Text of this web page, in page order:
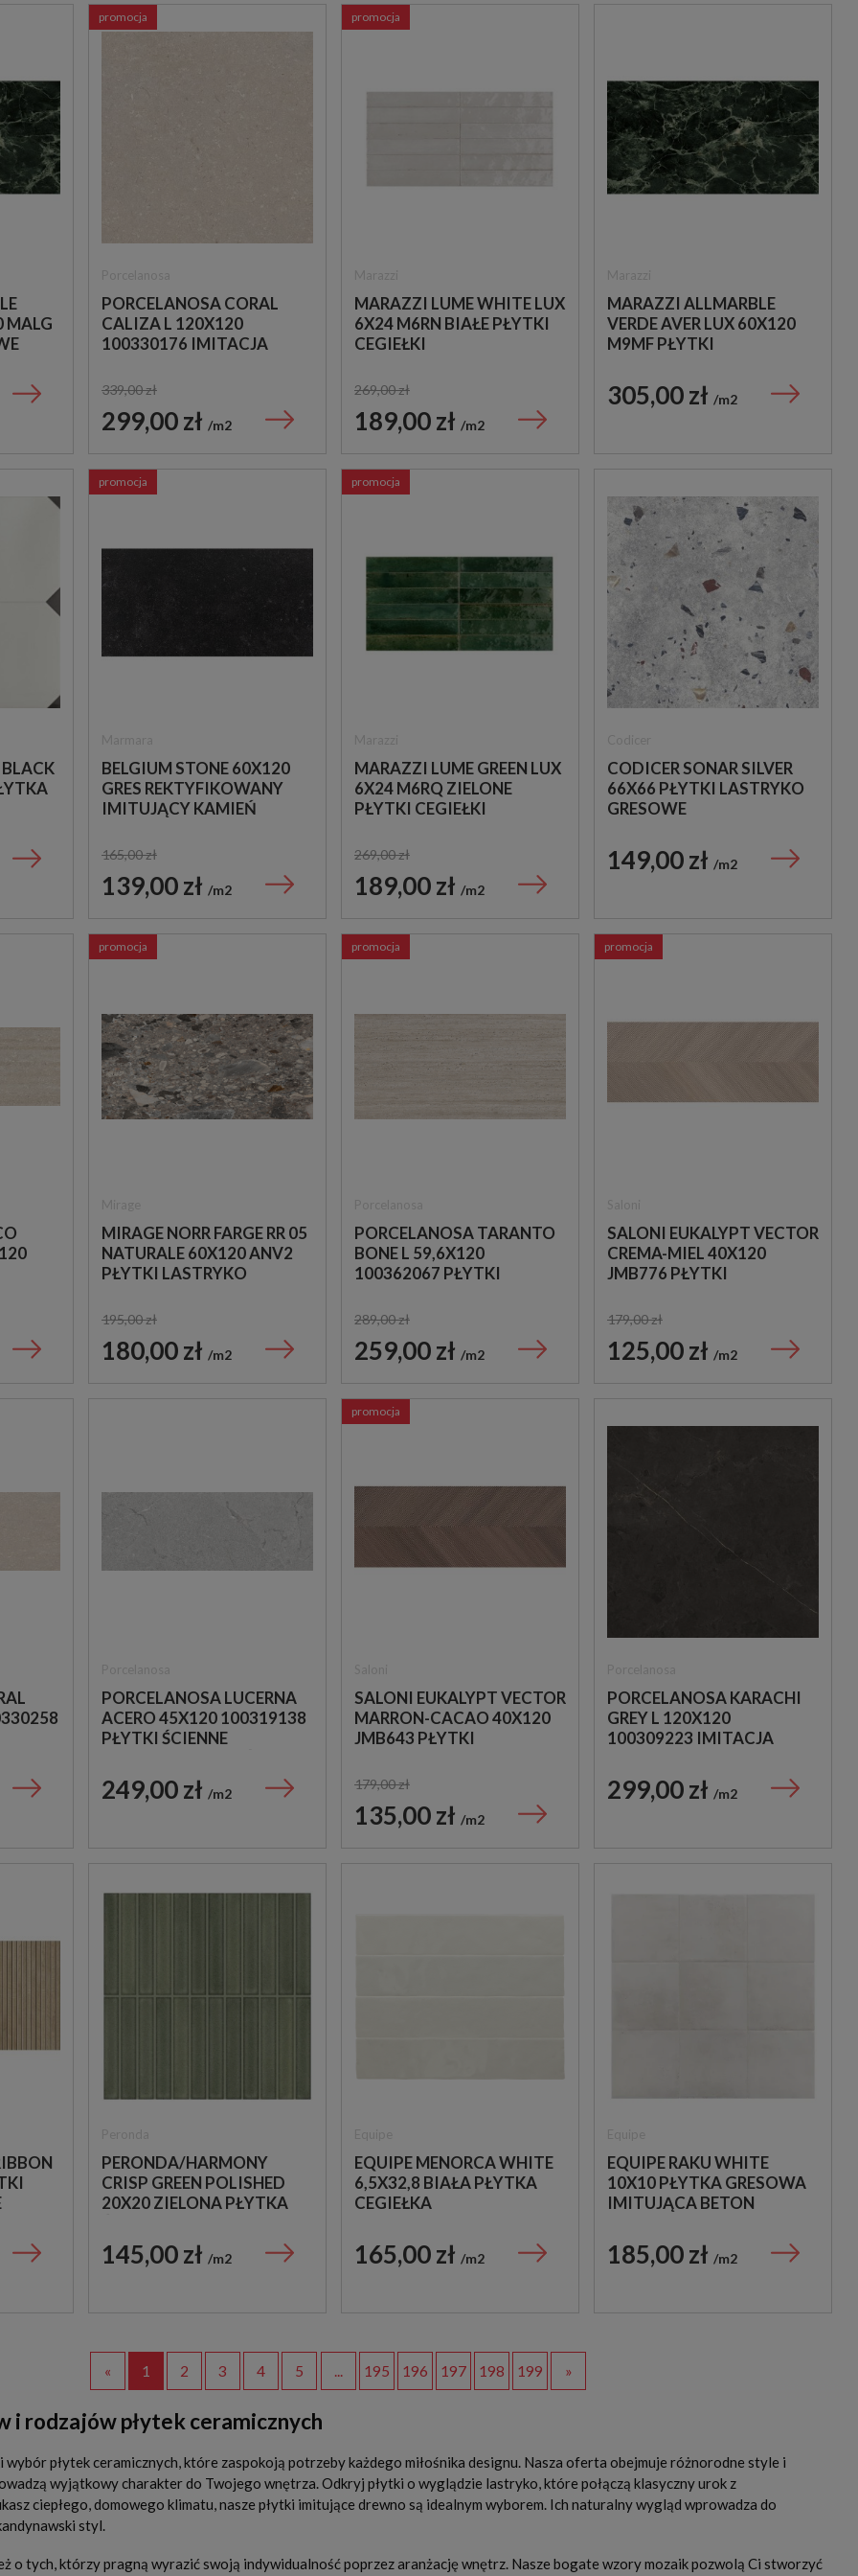
ROCERSA AXIS GREY
60X60 OUTLET
Equipe
EQUIPE COCO WHITE
5X15 OUTLET
BALDOCER NEVE SATIN
SPACE 40X120 PŁYTKA
ŚCIENNA DEKORACYJNA
Gayafores
GAYAFORES DECO
PLUS NAVY 32X62,5
MALG
PORCELANOSA CORAL
CALIZA L 120X120
100330176 IMITACJA
339,00 zł
299,00 zł m2
promocja
MARAZZI LUME WHITE LUX
6X24 M6RN BIAŁE PŁYTKI
CEGIEŁKI
269,00 zł
189,00 zł m2
promocja
MARAZZI ALLMARBLE
VERDE AVER LUX 60X120
M9MF PŁYTKI
305,00 zł m2
BELGIUM STONE 60X120
GRES REKTYFIKOWANY
IMITUJĄCY KAMIEŃ
165,00 zł
139,00 zł m2
promocja
MARAZZI LUME GREEN LUX
6X24 M6RQ ZIELONE
PŁYTKI CEGIEŁKI
269,00 zł
189,00 zł m2
promocja
CODICER SONAR SILVER
66X66 PŁYTKI LASTRYKO
GRESOWE
149,00 zł m2
MIRAGE NORR FARGE RR 05
NATURALE 60X120 ANV2
PŁYTKI LASTRYKO
195,00 zł
180,00 zł m2
promocja
PORCELANOSA TARANTO
BONE L 59,6X120
100362067 PŁYTKI
289,00 zł
259,00 zł m2
promocja
SALONI EUKALYPT VECTOR
CREMA-MIEL 40X120
JMB776 PŁYTKI
ŚCIENNE
179,00 zł
125,00 zł m2
promocja
PORCELANOSA LUCERNA
ACERO 45X120 100319138
PŁYTKI ŚCIENNE
249,00 zł m2
SALONI EUKALYPT VECTOR
MARRON-CACAO 40X120
JMB643 PŁYTKI
ŚCIENNE
179,00 zł
135,00 zł m2
promocja
PORCELANOSA KARACHI
GREY L 120X120
100309223 IMITACJA
299,00 zł m2
PERONDA/HARMONY
CRISP GREEN POLISHED
20X20 ZIELONA PŁYTKA
145,00 zł m2
EQUIPE MENORCA WHITE
6,5X32,8 BIAŁA PŁYTKA
CEGIEŁKA
165,00 zł m2
EQUIPE RAKU WHITE
10X10 PŁYTKA GRESOWA
IMITUJĄCA BETON
185,00 zł m2
« 1 2 3 4 5 ... 195 196 197 198 199 »
i rodzajów płytek ceramicznych
płytek ceramicznych, które zaspokoją potrzeby każdego miłośnika designu. Nasza oferta obejmuje różnorodne style i
wyjątkowy charakter do Twojego wnętrza. Odkryj płytki o wyglądzie lastryko, które połączą klasyczny urok z
ciepłego, domowego klimatu, nasze płytki imitujące drewno są idealnym wyborem. Ich naturalny wygląd wprowadza do
styl.
o tych, którzy pragną wyrazić swoją indywidualność poprzez aranżację wnętrz. Nasze bogate wzory mozaik pozwolą Ci stworzyć